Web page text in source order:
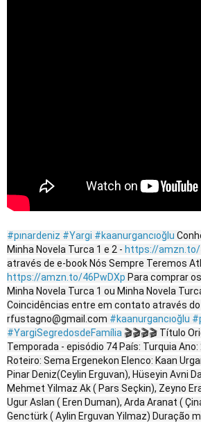
#pınardeniz #Yargi #kaanurgancıoğlu
Minha Novela Turca 1 e 2 - https://amzn.to/
através de e-book Nós Sempre Teremos
https://amzn.to/46PwDXp Para comprar
Minha Novela Turca 1 ou Minha Novela
Coincidências entre em contato através
rfustagno@gmail.com #kaanurgancıoğlu
#YargiSegredosdeFamília 🎬🎬🎬🎬 Título
Temporada - episódio 74 País: Turquia Ano:
Roteiro: Sema Ergenekon Elenco: Kaan
Pinar Deniz(Ceylin Erguvan), Hüseyin Avni
Mehmet Yilmaz Ak ( Pars Seçkin), Zeyno
Ugur Aslan ( Eren Duman), Arda Aranat (
Genctürk ( Aylin Erguvan Yilmaz) Duração